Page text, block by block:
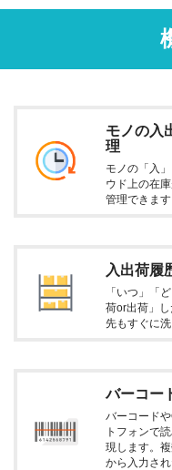
モノの入
理
モノの「入
ウド上の在
管理できます
入出荷履
「いつ」「
荷or出荷」
先もすぐに洗
バーコー
バーコード
トフォンで
現します。
から入力さ